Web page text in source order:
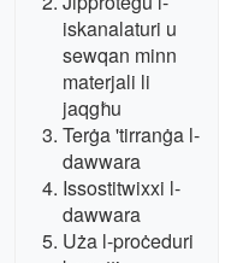
iskanalaturi u
sewqan minn
materjali li
jaqgħu
Terġa 'tirranġa l-
dawwara
Issostitwixxi l-
dawwara
Uża l-proċeduri